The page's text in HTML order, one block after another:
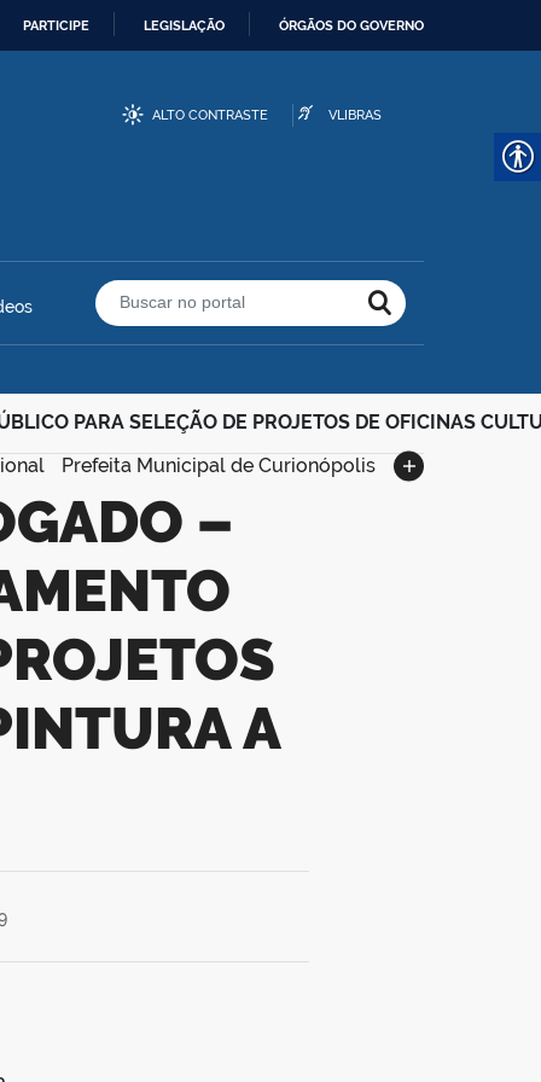
PARTICIPE LEGISLAÇÃO ÓRGÃOS DO GOVERNO
ALTO CONTRASTE VLIBRAS
Buscar no portal
PARA SELEÇÃO DE PROJETOS DE OFICINAS
Prefeita Municipal de Curionópolis
A